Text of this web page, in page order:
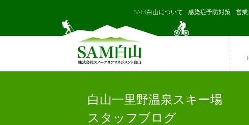
SAM白山について 感染症予防対策 営業
白山一里野温泉スキー場
スタッフブログ